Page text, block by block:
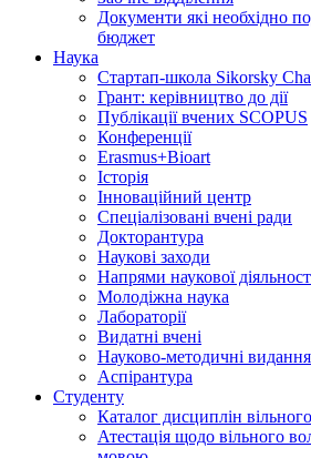
Документи які необхідно
бюджет
Наука
Стартап-школа Sikorsky
Грант: керівництво до дії
Публікації вчених SCOPUS
Конференції
Erasmus+Bioart
Історія
Інноваційний центр
Спеціалізовані вчені ради
Докторантура
Наукові заходи
Напрями наукової
Молодіжна наука
Лабораторії
Видатні вчені
Науково-методичні видання
Аспірантура
Студенту
Каталог дисциплін
Атестація щодо вільного